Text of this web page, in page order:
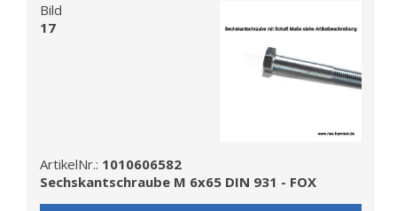
Bild
17
ArtikelNr.: 1010606582
Sechskantschraube M 6x65 DIN 931 - FOX